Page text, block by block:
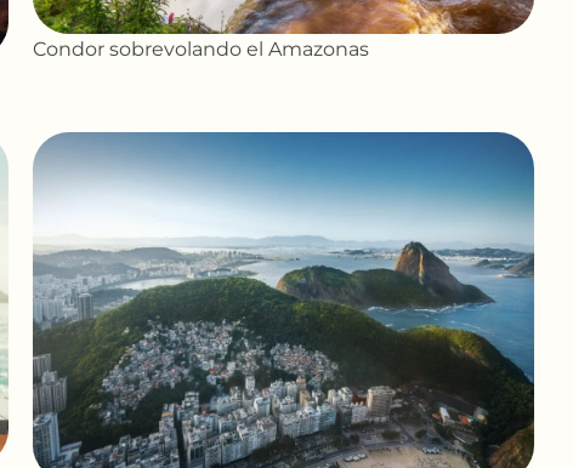
Condor sobrevolando el Amazonas